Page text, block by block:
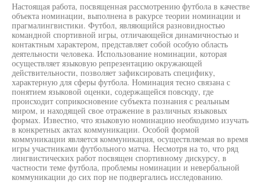
Настоящая работа, посвященная рассмотрению футбола в качестве
объекта номинации, выполнена в ракурсе теории номинации и
прагмалингвистики. Футбол, являющийся разновидностью
командной спортивной игры, отличающейся динамичностью и
контактным характером, представляет собой особую область
деятельности человека. Использование номинации, которая
осуществляет языковую репрезентацию окружающей
действительности, позволяет зафиксировать специфику,
характерную для сферы футбола. Номинация тесно связана с
понятием языковой оценки, содержащейся повсюду, где
происходит соприкосновение субъекта познания с реальным
миром, и находящей свое отражение в различных языковых
формах. Известно, что языковую номинацию необходимо изучать
в конкретных актах коммуникации. Особой формой
коммуникации является коммуникация, осуществляемая во время
игры участниками футбольного матча. Несмотря на то, что ряд
лингвистических работ посвящен спортивному дискурсу, в
частности теме футбола, проблемы номинации и невербальной
коммуникации до сих пор не подвергались исследованию.